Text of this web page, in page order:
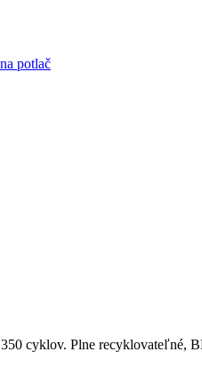
cyklov. Plne recyklovateľné,